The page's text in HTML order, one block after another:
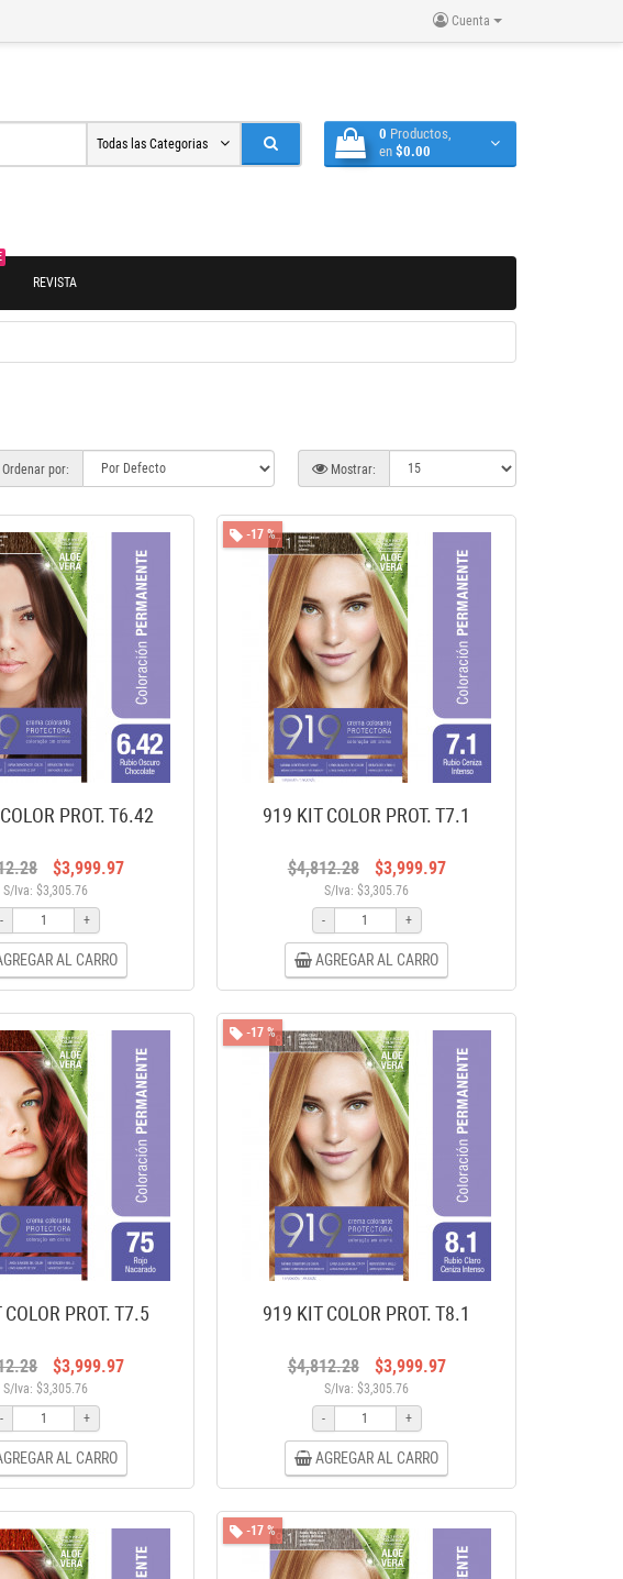
Cuenta
0 Productos,
en $0.00
Todas las Categorias
REVISTA
Ordenar por: Mostrar:
PROT. T6.42
$3,999.97
S/Iva: $3,305.76
-
+
AL CARRO
-17 %
919 KIT COLOR PROT. T7.1
$4,812.28 $3,999.97
S/Iva: $3,305.76
-
+
AGREGAR AL CARRO
PROT. T7.5
$3,999.97
S/Iva: $3,305.76
-
+
AL CARRO
-17 %
919 KIT COLOR PROT. T8.1
$4,812.28 $3,999.97
S/Iva: $3,305.76
-
+
AGREGAR AL CARRO
-17 %